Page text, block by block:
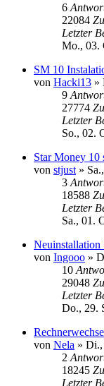
6
22084
Letzter
Mo., 03.
SM 10
von Hacki13 »
9
27774
Letzter
So., 02.
Star Money 10
von stjust »
3
18588
Letzter
Sa., 01.
Neuinstallation
von Ingooo »
10
29048
Letzter
Do., 29.
von Nela » Di.,
2
18245
Letzter